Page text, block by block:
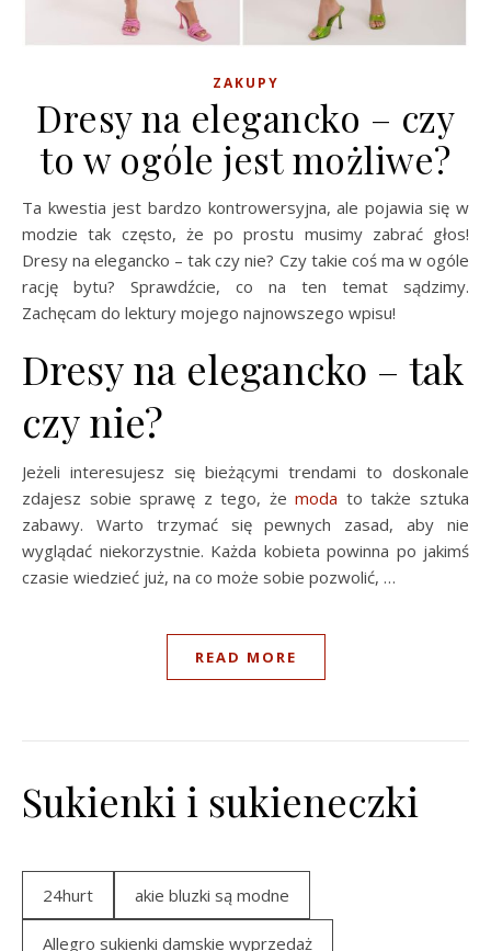
ZAKUPY
Dresy na elegancko – czy
to w ogóle jest możliwe?
Ta kwestia jest bardzo kontrowersyjna, ale pojawia się w
modzie tak często, że po prostu musimy zabrać głos!
Dresy na elegancko – tak czy nie? Czy takie coś ma w ogóle
rację bytu? Sprawdźcie, co na ten temat sądzimy.
Zachęcam do lektury mojego najnowszego wpisu!
Dresy na elegancko – tak
czy nie?
Jeżeli interesujesz się bieżącymi trendami to doskonale
zdajesz sobie sprawę z tego, żemoda to także sztuka
zabawy. Warto trzymać się pewnych zasad, aby nie
wyglądać niekorzystnie. Każda kobieta powinna po jakimś
czasie wiedzieć już, na co może sobie pozwolić, …
READ MORE
Sukienki i sukieneczki
24hurt akie bluzki są modne
Allegro sukienki damskie wyprzedaż